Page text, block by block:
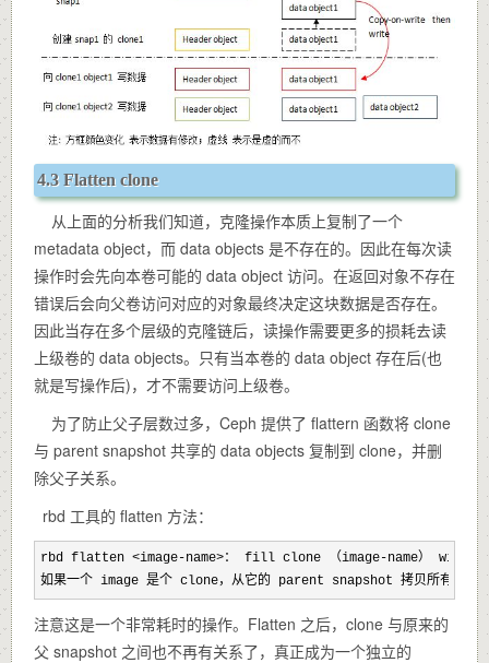
4.3 Flatten clone
从上面的分析我们知道，克隆操作本质上复制了一个
metadata object，而 data objects 是不存在的。因此在每次读
操作时会先向本卷可能的 data object 访问。在返回对象不存在
错误后会向父卷访问对应的对象最终决定这块数据是否存在。
因此当存在多个层级的克隆链后，读操作需要更多的损耗去读
上级卷的 data objects。只有当本卷的 data object 存在后(也
就是写操作后)，才不需要访问上级卷。
为了防止父子层数过多，Ceph 提供了 flattern 函数将 clone
与 parent snapshot 共享的 data objects 复制到 clone，并删
除父子关系。
rbd 工具的 flatten 方法：
rbd flatten <image-name>： fill clone （image-name）
如果一个 image 是个 clone，从它的 parent snapshot 拷贝所有共
注意这是一个非常耗时的操作。Flatten 之后，clone 与原来的
父 snapshot 之间也不再有关系了，真正成为一个独立的